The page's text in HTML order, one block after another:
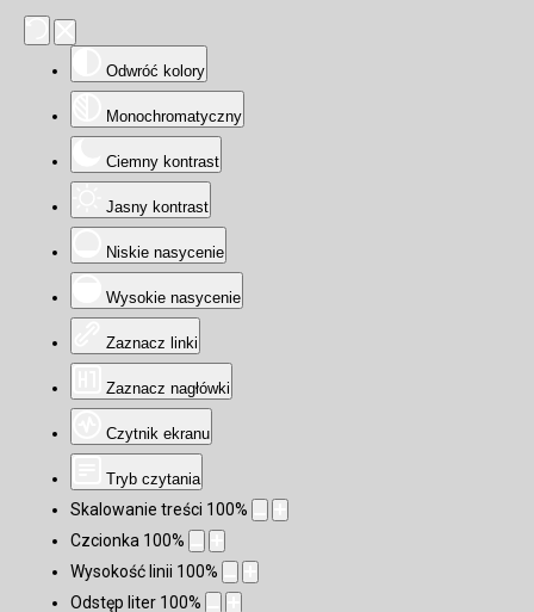
Odwróć kolory
Monochromatyczny
Ciemny kontrast
Jasny kontrast
Niskie nasycenie
Wysokie nasycenie
Zaznacz linki
Zaznacz nagłówki
Czytnik ekranu
Tryb czytania
Skalowanie treści 100%
Czcionka 100%
Wysokość linii 100%
Odstęp liter 100%